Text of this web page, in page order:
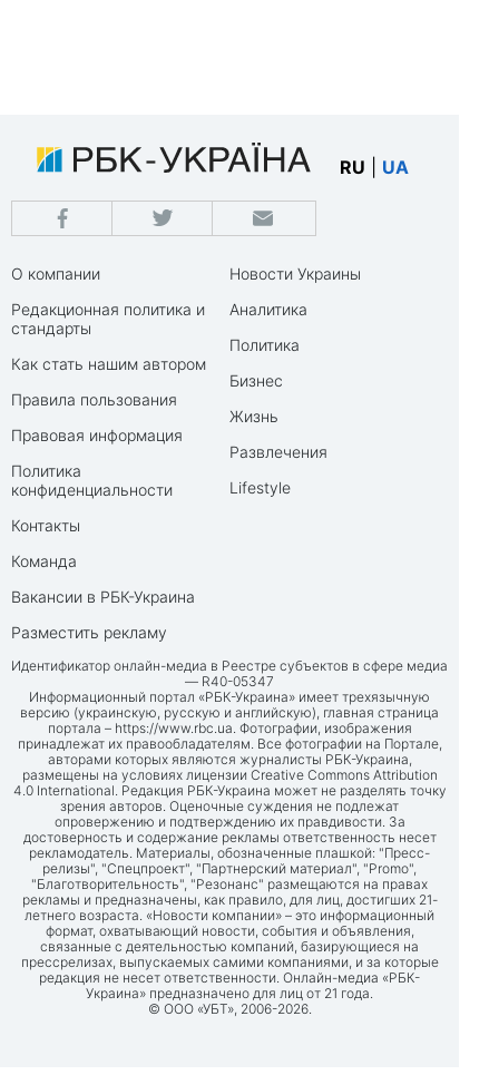
RU UA
О компании
Редакционная политика и
стандарты
Как стать нашим автором
Правила пользования
Правовая информация
Политика
конфиденциальности
Контакты
Команда
Вакансии в РБК-Украина
Разместить рекламу
Новости Украины
Аналитика
Политика
Бизнес
Жизнь
Развлечения
Lifestyle
Идентификатор онлайн-медиа в Реестре субъектов в сфере медиа
— R40-05347
Информационный портал «РБК-Украина» имеет трехязычную
версию (украинскую, русскую и английскую), главная страница
портала – https://www.rbc.ua. Фотографии, изображения
принадлежат их правообладателям. Все фотографии на Портале,
авторами которых являются журналисты РБК-Украина,
размещены на условиях лицензии Creative Commons Attribution
4.0 International. Редакция РБК-Украина может не разделять точку
зрения авторов. Оценочные суждения не подлежат
опровержению и подтверждению их правдивости. За
достоверность и содержание рекламы ответственность несет
рекламодатель. Материалы, обозначенные плашкой: "Пресс-
релизы", "Спецпроект", "Партнерский материал", "Promo",
"Благотворительность", "Резонанс" размещаются на правах
рекламы и предназначены, как правило, для лиц, достигших 21-
летнего возраста. «Новости компании» – это информационный
формат, охватывающий новости, события и объявления,
связанные с деятельностью компаний, базирующиеся на
прессрелизах, выпускаемых самими компаниями, и за которые
редакция не несет ответственности. Онлайн-медиа «РБК-
Украина» предназначено для лиц от 21 года.
© ООО «УБТ», 2006-2026.